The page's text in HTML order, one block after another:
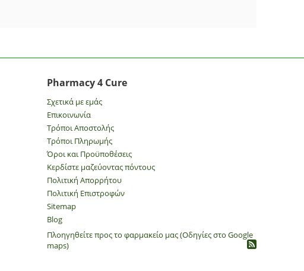
Pharmacy 4 Cure
Σχετικά με εμάς
Επικοινωνία
Τρόποι Αποστολής
Τρόποι Πληρωμής
Όροι και Προϋποθέσεις
Κερδίστε μαζεύοντας πόντους
Πολιτική Απορρήτου
​Πολιτική Επιστροφών
Sitemap
Blog
Πλοηγηθείτε προς το φαρμακείο μας (Οδηγίες στο Google
maps)